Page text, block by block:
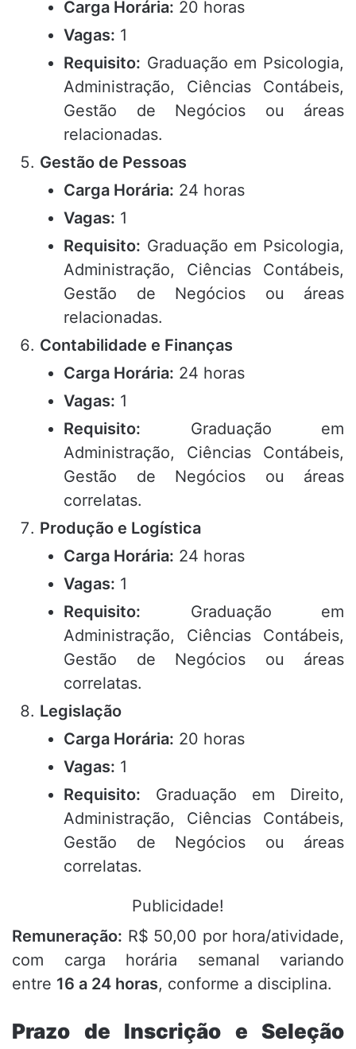
Carga Horária: 20 horas
Vagas: 1
Requisito: Graduação em Psicologia,
Administração, Ciências Contábeis,
Gestão de Negócios ou áreas
relacionadas.
Gestão de Pessoas
Carga Horária: 24 horas
Vagas: 1
Requisito: Graduação em Psicologia,
Administração, Ciências Contábeis,
Gestão de Negócios ou áreas
relacionadas.
Contabilidade e Finanças
Carga Horária: 24 horas
Vagas: 1
Requisito: Graduação em
Administração, Ciências Contábeis,
Gestão de Negócios ou áreas
correlatas.
Produção e Logística
Carga Horária: 24 horas
Vagas: 1
Requisito: Graduação em
Administração, Ciências Contábeis,
Gestão de Negócios ou áreas
correlatas.
Legislação
Carga Horária: 20 horas
Vagas: 1
Requisito: Graduação em Direito,
Administração, Ciências Contábeis,
Gestão de Negócios ou áreas
correlatas.
Publicidade!
Remuneração: R$ 50,00 por hora/atividade,
com carga horária semanal variando
entre 16 a 24 horas, conforme a disciplina.
Prazo de Inscrição e Seleção